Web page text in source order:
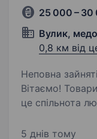
25 000 – 30
Вулик,
0,8 км від
Неповна
Вітаємо! Товариство гурманів ДеКіндрат —
це спільнота
донести це
5 днів тому